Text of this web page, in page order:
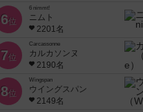
6位
6 nimmt!
ニムト
2201名
7位
Carcassonne
カルカソンヌ
2190名
8位
Wingspan
ウイングスパン
2149名